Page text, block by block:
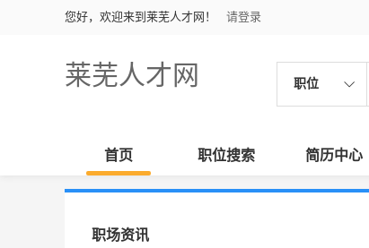
您好，欢迎来到莱芜人才网！ 请登录
莱芜人才网 职位
首页 职位搜索 简历中心
职场资讯